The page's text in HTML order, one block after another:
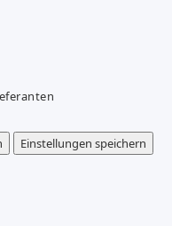
Einstellungen speichern